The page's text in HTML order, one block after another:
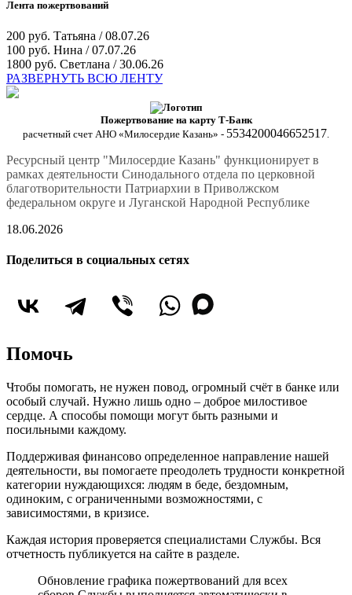
Лента пожертвований
200 руб. Татьяна / 08.07.26
100 руб. Нина / 07.07.26
1800 руб. Светлана / 30.06.26
РАЗВЕРНУТЬ ВСЮ ЛЕНТУ
Пожертвование на карту Т-Банк
расчетный счет АНО «Милосердие Казань» - 5534200046652517
Ресурсный центр "Милосердие Казань" функционирует в
рамках деятельности Синодального отдела по церковной
благотворительности Патриархии в Приволжском
федеральном округе и Луганской Народной Республике
18.06.2026
Поделиться в социальных сетях
Помочь
Чтобы помогать, не нужен повод, огромный счёт в банке или
особый случай. Нужно лишь одно – доброе милостивое
сердце. А способы помощи могут быть разными и
посильными каждому.
Поддерживая финансово определенное направление нашей
деятельности, вы помогаете преодолеть трудности конкретной
категории нуждающихся: людям в беде, бездомным,
одиноким, с ограниченными возможностями, с
зависимостями, в кризисе.
Каждая история проверяется специалистами Службы. Вся
отчетность публикуется на сайте в разделе.
Обновление графика пожертвований для всех